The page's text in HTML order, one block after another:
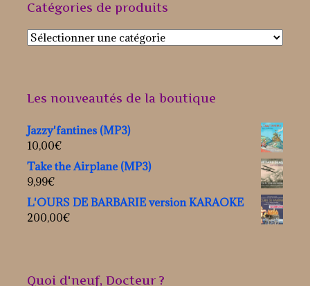
Catégories de produits
Les nouveautés de la boutique
Jazzy'fantines (MP3)
10,00€
Take the Airplane (MP3)
9,99€
L'OURS DE BARBARIE version KARAOKE
200,00€
Quoi d'neuf, Docteur ?